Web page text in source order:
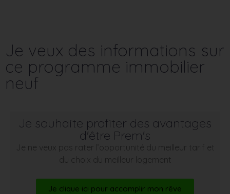
Je veux des informations sur
ce programme immobilier
neuf
Je souhaite profiter des avantages
d'être Prem's
Je ne veux pas rater l’opportunité du meilleur tarif et
du choix du meilleur logement
Je clique ici pour accomplir mon rêve